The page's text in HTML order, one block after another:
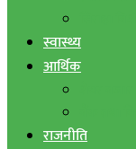
स्वास्थ्य
आर्थिक
राजनीति